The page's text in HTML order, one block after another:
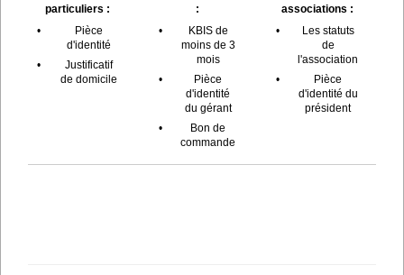
particuliers :
•
Pièce
d'identité
•
Justificatif
de domicile
:
•
KBIS de
moins de 3
mois
•
Pièce
d'identité
du gérant
•
Bon de
commande
associations :
•
Les statuts
de
l'association
•
Pièce
d'identité du
président